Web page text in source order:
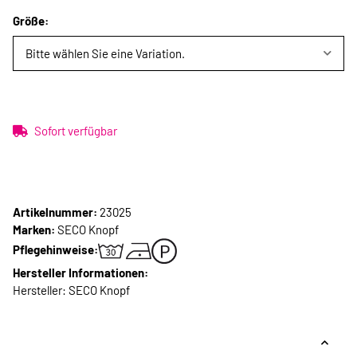
Größe:
Bitte wählen Sie eine Variation.
Sofort verfügbar
Artikelnummer: 23025
Marken: SECO Knopf
Pflegehinweise:
Hersteller Informationen:
Hersteller: SECO Knopf